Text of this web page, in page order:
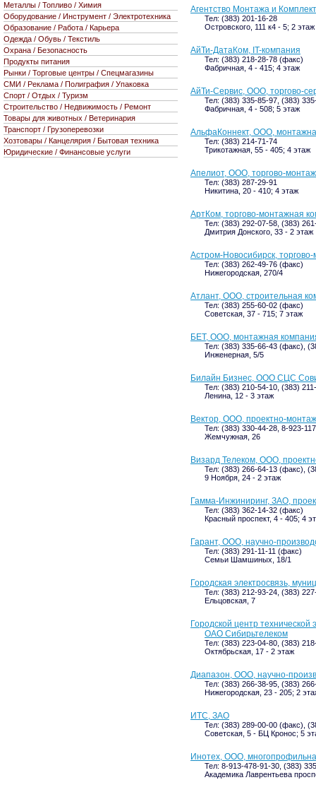
Агентство Монтажа и
Тел: (383) 201-16-28
Островского, 111 к4 - 5; 2 этаж
АйТи-ДатаКом, IT-компания
Тел: (383) 218-28-78 (факс)
Фабричная, 4 - 415; 4 этаж
АйТи-Сервис, ООО, торгово-
Тел: (383) 335-85-97, (383)
Фабричная, 4 - 508; 5 этаж
АльфаКоннект, ООО,
Тел: (383) 214-71-74
Трикотажная, 55 - 405; 4 этаж
Апелиот, ООО, торгово-
Тел: (383) 287-29-91
Никитина, 20 - 410; 4 этаж
АртКом, торгово-монтажная
Тел: (383) 292-07-58, (383)
Дмитрия Донского, 33 - 2 этаж
Астром-Новосибирск,
Тел: (383) 262-49-76 (факс)
Нижегородская, 270/4
Атлант, ООО, строительная
Тел: (383) 255-60-02 (факс)
Советская, 37 - 715; 7 этаж
БЕТ, ООО, монтажная
Тел: (383) 335-66-43 (факс),
Инженерная, 5/5
Билайн Бизнес, ООО СЦС
Тел: (383) 210-54-10, (383)
Ленина, 12 - 3 этаж
Вектор, ООО, проектно-
Тел: (383) 330-44-28, 8-923-
Жемчужная, 26
Визард Телеком, ООО,
Тел: (383) 266-64-13 (факс),
9 Ноября, 24 - 2 этаж
Гамма-Инжиниринг, ЗАО,
Тел: (383) 362-14-32 (факс)
Красный проспект, 4 - 405; 4
Гарант, ООО, научно-
Тел: (383) 291-11-11 (факс)
Семьи Шамшиных, 18/1
Городская электросвязь,
Тел: (383) 212-93-24, (383)
Ельцовская, 7
Городской центр
ОАО Сибирьтелеком
Тел: (383) 223-04-80, (383)
Октябрьская, 17 - 2 этаж
Диапазон, ООО, научно-
Тел: (383) 266-38-95, (383)
Нижегородская, 23 - 205; 2
ИТС, ЗАО
Тел: (383) 289-00-00 (факс),
Советская, 5 - БЦ Кронос; 5
Инотех, ООО,
Тел: 8-913-478-91-30, (383)
Академика Лаврентьева
Металлы / Топливо / Химия
Оборудование / Инструмент / Электротехника
Образование / Работа / Карьера
Одежда / Обувь / Текстиль
Охрана / Безопасность
Продукты питания
Рынки / Торговые центры / Спецмагазины
СМИ / Реклама / Полиграфия / Упаковка
Спорт / Отдых / Туризм
Строительство / Недвижимость / Ремонт
Товары для животных / Ветеринария
Транспорт / Грузоперевозки
Хозтовары / Канцелярия / Бытовая техника
Юридические / Финансовые услуги